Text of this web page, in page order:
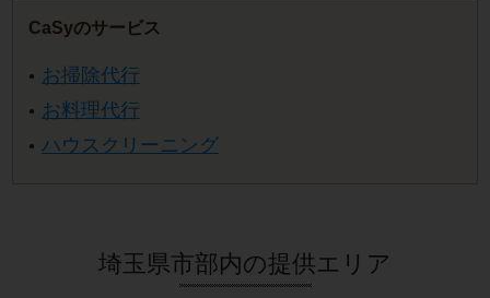
CaSyのサービス
お掃除代行
お料理代行
ハウスクリーニング
埼玉県市部内の提供エリア